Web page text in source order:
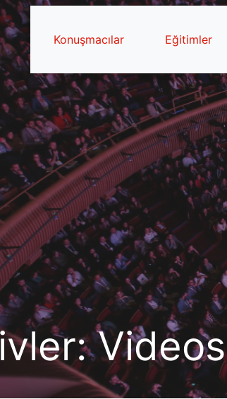
Konuşmacılar Eğitimler
Videos